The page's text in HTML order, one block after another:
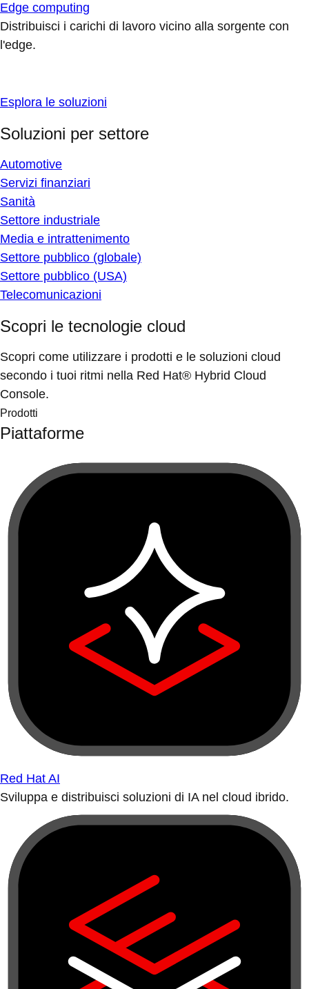
Edge computing
Distribuisci i carichi di lavoro vicino alla sorgente con
l'edge.
Esplora le soluzioni
Soluzioni per settore
Automotive
Servizi finanziari
Sanità
Settore industriale
Media e intrattenimento
Settore pubblico (globale)
Settore pubblico (USA)
Telecomunicazioni
Scopri le tecnologie cloud
Scopri come utilizzare i prodotti e le soluzioni cloud
secondo i tuoi ritmi nella Red Hat® Hybrid Cloud
Console.
Prodotti
Piattaforme
Red Hat AI
Sviluppa e distribuisci soluzioni di IA nel cloud ibrido.